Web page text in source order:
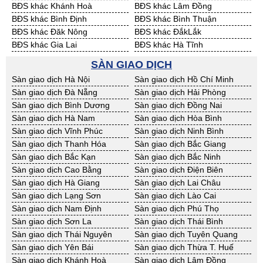
BĐS khác Khánh Hoà
BĐS khác Lâm Đồng
BĐS khác Bình Định
BĐS khác Bình Thuận
BĐS khác Đăk Nông
BĐS khác ĐắkLắk
BĐS khác Gia Lai
BĐS khác Hà Tĩnh
BĐS khác Ninh Thuận
BĐS khác Phú Yên
BĐS khác Quảng Bình
BĐS khác Quảng Nam
BĐS khác Quảng Ngãi
BĐS khác Bà Rịa - VT
BĐS khác Cần Thơ
BĐS khác An Giang
BĐS khác Bạc Liêu
BĐS khác Bến Tre
BĐS khác Bình Phước
BĐS khác Cà Mau
BĐS khác Đồng Tháp
BĐS khác Hậu Giang
BĐS khác Kiên Giang
BĐS khác Long An
BĐS khác Sóc Trăng
BĐS khác Tây Ninh
BĐS khác Tiền Giang
BĐS khác Trà Vinh
BĐS khác Vĩnh Long
BĐS khác Hải Dương
BĐS khác Hưng Yên
BĐS khác Quảng Ninh
SÀN GIAO DỊCH
Sàn giao dịch Hà Nội
Sàn giao dịch Hồ Chí Minh
Sàn giao dịch Đà Nẵng
Sàn giao dịch Hải Phòng
Sàn giao dịch Bình Dương
Sàn giao dịch Đồng Nai
Sàn giao dịch Hà Nam
Sàn giao dịch Hòa Bình
Sàn giao dịch Vĩnh Phúc
Sàn giao dịch Ninh Bình
Sàn giao dịch Thanh Hóa
Sàn giao dịch Bắc Giang
Sàn giao dịch Bắc Kạn
Sàn giao dịch Bắc Ninh
Sàn giao dịch Cao Bằng
Sàn giao dịch Điện Biên
Sàn giao dịch Hà Giang
Sàn giao dịch Lai Châu
Sàn giao dịch Lạng Sơn
Sàn giao dịch Lào Cai
Sàn giao dịch Nam Định
Sàn giao dịch Phú Thọ
Sàn giao dịch Sơn La
Sàn giao dịch Thái Bình
Sàn giao dịch Thái Nguyên
Sàn giao dịch Tuyên Quang
Sàn giao dịch Yên Bái
Sàn giao dịch Thừa T. Huế
Sàn giao dịch Khánh Hoà
Sàn giao dịch Lâm Đồng